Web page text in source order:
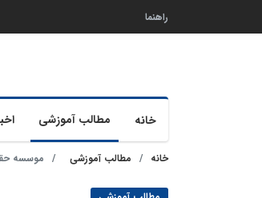
راهنما
خانه مطالب آموزشی
خانه مطالب آموزشی موسسه